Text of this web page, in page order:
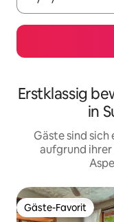
Erstklassig
in
Gäste sind
aufgrund
Gäste-Favorit
Gäste-Favorit